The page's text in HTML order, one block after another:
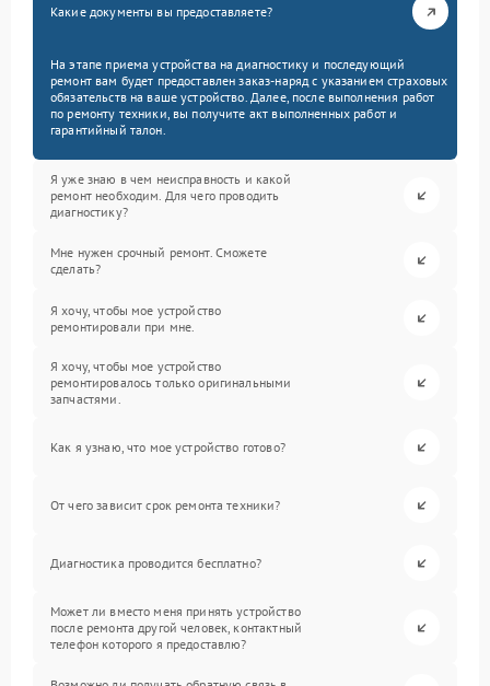
Какие документы вы предоставляете?
На этапе приема устройства на диагностику и последующий
ремонт вам будет предоставлен заказ-наряд с указанием страховых
обязательств на ваше устройство. Далее, после выполнения работ
по ремонту техники, вы получите акт выполненных работ и
гарантийный талон.
Я уже знаю в чем неисправность и какой
ремонт необходим. Для чего проводить
диагностику?
Мне нужен срочный ремонт. Сможете
сделать?
Я хочу, чтобы мое устройство
ремонтировали при мне.
Я хочу, чтобы мое устройство
ремонтировалось только оригинальными
запчастями.
Как я узнаю, что мое устройство готово?
От чего зависит срок ремонта техники?
Диагностика проводится бесплатно?
Может ли вместо меня принять устройство
после ремонта другой человек, контактный
телефон которого я предоставлю?